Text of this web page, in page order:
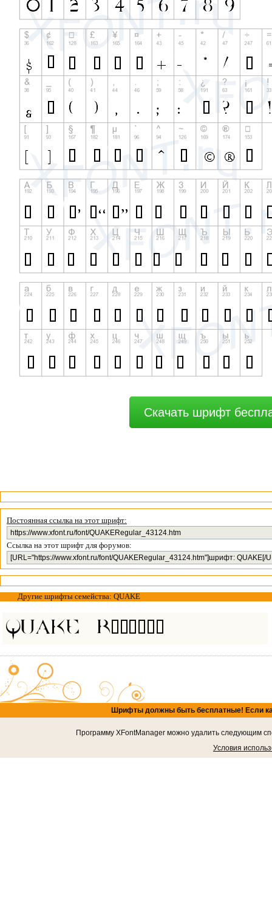
Скачать шрифт
Постоянная ссылка на этот шрифт:
Ссылка на этот шрифт для форумов:
Другие шрифты семейства: QUAKE
Шрифты должны быть бесплатные! Если
Программу XFontManager можно удалить следующим
Условия